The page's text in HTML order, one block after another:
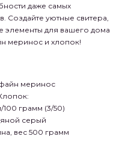
даже самых
Создайте уютные свитера,
элементы для вашего дома
меринос и хлопок!
меринос
100 грамм (3/50)
серый
вес 500 грамм